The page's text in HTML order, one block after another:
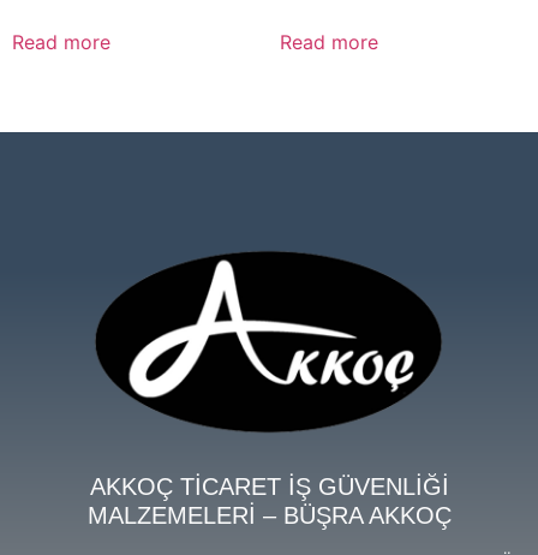
Read more Read more
AKKOÇ TİCARET İŞ GÜVENLİĞİ
MALZEMELERİ – BÜŞRA AKKOÇ